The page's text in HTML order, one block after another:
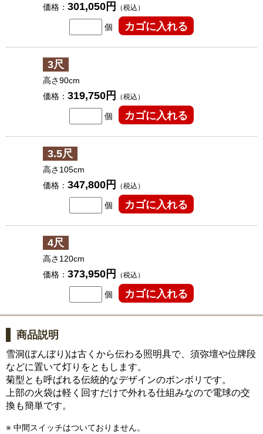
価格： 301,050円 （税込）
個
3尺
高さ90cm
価格： 319,750円 （税込）
個
3.5尺
高さ105cm
価格： 347,800円 （税込）
個
4尺
高さ120cm
価格： 373,950円 （税込）
個
商品説明
雪洞(ぼんぼり)は古くから伝わる照明具で、須弥壇や位牌段
などに置いて灯りをともします。
菊型とも呼ばれる伝統的なデザインのボンボリです。
上部の火袋は軽く回すだけで外れる仕組みなので電球の交
換も簡単です。
※ 中間スイッチはついておりません。